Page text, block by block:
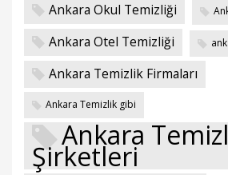
Ankara Okul Temizliği
Ankara Otel Temizliği
Ankara Temizlik Firmaları
Ankara Temizlik gibi
Ankara
Şirketleri